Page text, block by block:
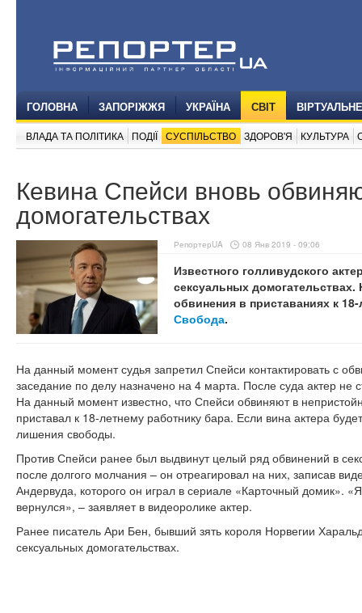
ГОЛОВНА ЗАПОРІЖЖЯ УКРАЇНА СВІТ
ВЛАДА ТА ПОЛІТИКА ПОДІЇ СУСПІЛЬСТВО ЗДОРОВ'Я КУЛЬТУРА
Кевина Спейси вновь
домогательствах
РепортерUA 08 Янв 2019 - 09:06
Известного голливудского
сексуальных
обвинения в приставаниях к
Свобода.
На данный момент судья запретил Спейси контактировать с
заседание по делу назначено на 4 марта. После суда актер не
На данный момент известно, что Спейси​ обвиняют в
приставал к 18-летнему работнику бара. Если вина актера
лишения свободы.
Против Спейси ранее был выдвинут целый ряд обвинений в
после долгого молчания – он отреагировал на них, записав
Андервуда, которого он играл в сериале «Карточный домик».
вернулся», – заявляет в видеоролике актер.
Ранее писатель Ари Бен, бывший зять короля Норвегии
сексуальных домогательствах.